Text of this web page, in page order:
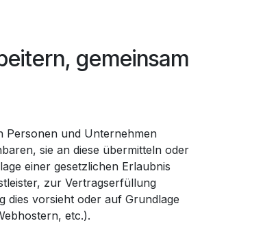
gemeinsam
Personen und Unternehmen
sie an diese übermitteln oder
einer gesetzlichen Erlaubnis
zur Vertragserfüllung
dies vorsieht oder auf Grundlage
etc.).